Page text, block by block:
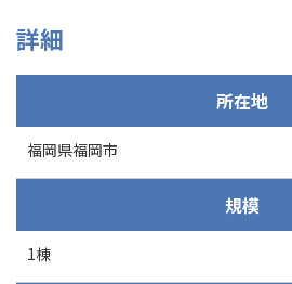
詳細
所在地
福岡県福岡市
規模
1棟